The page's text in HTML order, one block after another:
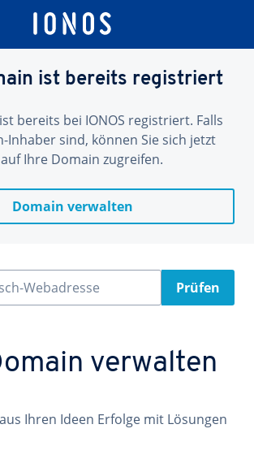
ist bereits registriert
bereits bei IONOS registriert. Falls
Inhaber sind, können Sie sich jetzt
Ihre Domain zugreifen.
Domain verwalten
Webadresse Prüfen
verwalten
Ihren Ideen Erfolge mit Lösungen